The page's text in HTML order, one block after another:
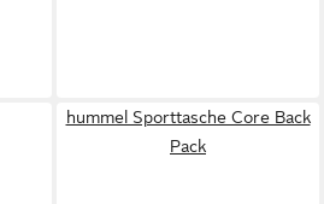
hummel Sporttasche Core Back
Pack